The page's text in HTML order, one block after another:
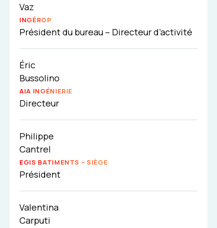
Vaz
INGÉROP
Président du bureau – Directeur d’activité
Éric
Bussolino
AIA INGÉNIERIE
Directeur
Philippe
Cantrel
EGIS BATIMENTS – SIÈGE
Président
Valentina
Carputi